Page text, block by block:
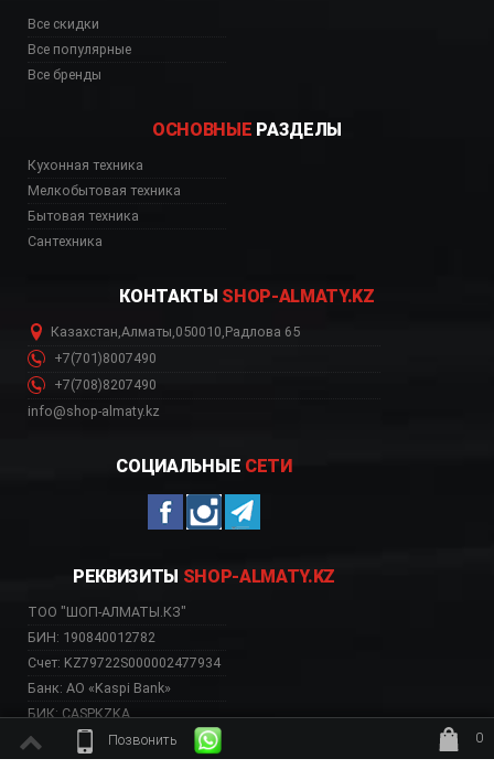
Позвонить
0
ждёт заказ
Все скидки
Все популярные
Все бренды
ОСНОВНЫЕ РАЗДЕЛЫ
Кухонная техника
Мелкобытовая техника
Бытовая техника
Сантехника
КОНТАКТЫ SHOP-ALMATY.KZ
Казахстан,Алматы,050010,Радлова 65
+7(701)8007490
+7(708)8207490
info@shop-almaty.kz
СОЦИАЛЬНЫЕ СЕТИ
РЕКВИЗИТЫ SHOP-ALMATY.KZ
ТОО "ШОП-АЛМАТЫ.КЗ"
БИН: 190840012782
Счет: KZ79722S000002477934
Банк: АО «Kaspi Bank»
БИК: CASPKZKA